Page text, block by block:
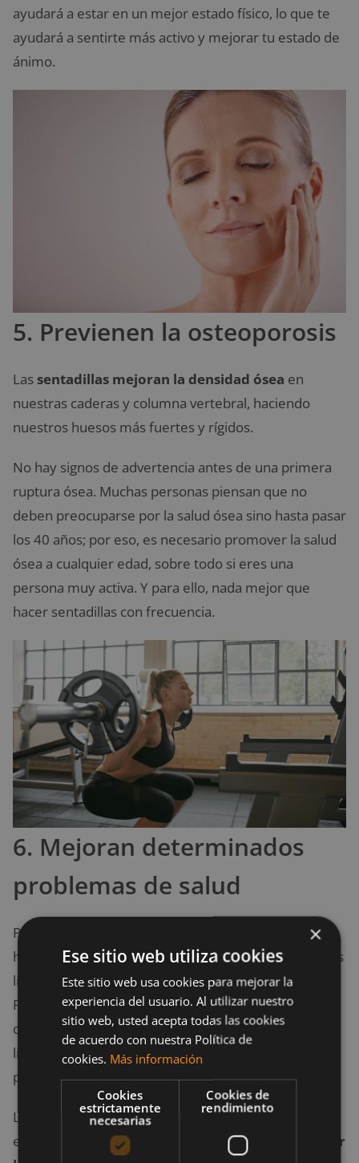
ayudará a estar en un mejor estado físico, lo que te
ayudará a sentirte más activo y mejorar tu estado de
ánimo.
5. Previenen la osteoporosis
Las sentadillas mejoran la densidad ósea en
nuestras caderas y columna vertebral, haciendo
nuestros huesos más fuertes y rígidos.
No hay signos de advertencia antes de una primera
ruptura ósea. Muchas personas piensan que no
deben preocuparse por la salud ósea sino hasta pasar
los 40 años; por eso, es necesario promover la salud
ósea a cualquier edad, sobre todo si eres una
persona muy activa. Y para ello, nada mejor que
hacer sentadillas con frecuencia.
6. Mejoran determinados
problemas de salud
Para los que no conocen mucho sobre el tema, los
huesos se mantienen unidos por los ligamentos, y los
ligamentos a su vez unen los músculos a los huesos.
Por eso, a no ser que tengamos músculos fuertes
que mantengan nuestros huesos en su lugar, los
ligamentos pueden moverse y causar dolor
posteriormente.
Los ejercicios de sentadillas son los mejores para
este problema, ya que permite al cuerpo
desarrollar
×
Ese sitio web utiliza cookies
Este sitio web usa cookies para mejorar la
experiencia del usuario. Al utilizar nuestro
sitio web, usted acepta todas las cookies
de acuerdo con nuestra Política de
cookies. Más información
Cookies
estrictamente
necesarias
Cookies de
rendimiento